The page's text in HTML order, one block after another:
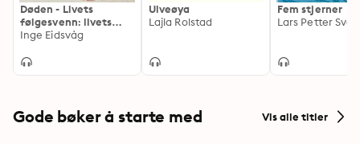
Døden - Livets
følgesvenn: livets
følgesvenn
Inge Eidsvåg
Ulveøya
Lajla Rolstad
Fem stjerner
Lars Petter
Gode bøker å starte med Vis alle titler